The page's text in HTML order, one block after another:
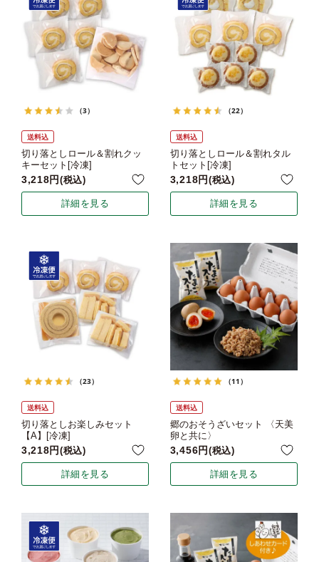
（3）
送料込
切り落としロール＆割れクッ
キーセット[冷凍]
3,218 税込
詳細を見る
（22）
送料込
切り落としロール＆割れタル
トセット[冷凍]
3,218 税込
詳細を見る
（23）
送料込
切り落としお楽しみセット
【A】[冷凍]
3,218 税込
詳細を見る
（11）
送料込
郷のおそうざいセット 〈天美
卵と共に〉
3,456 税込
詳細を見る